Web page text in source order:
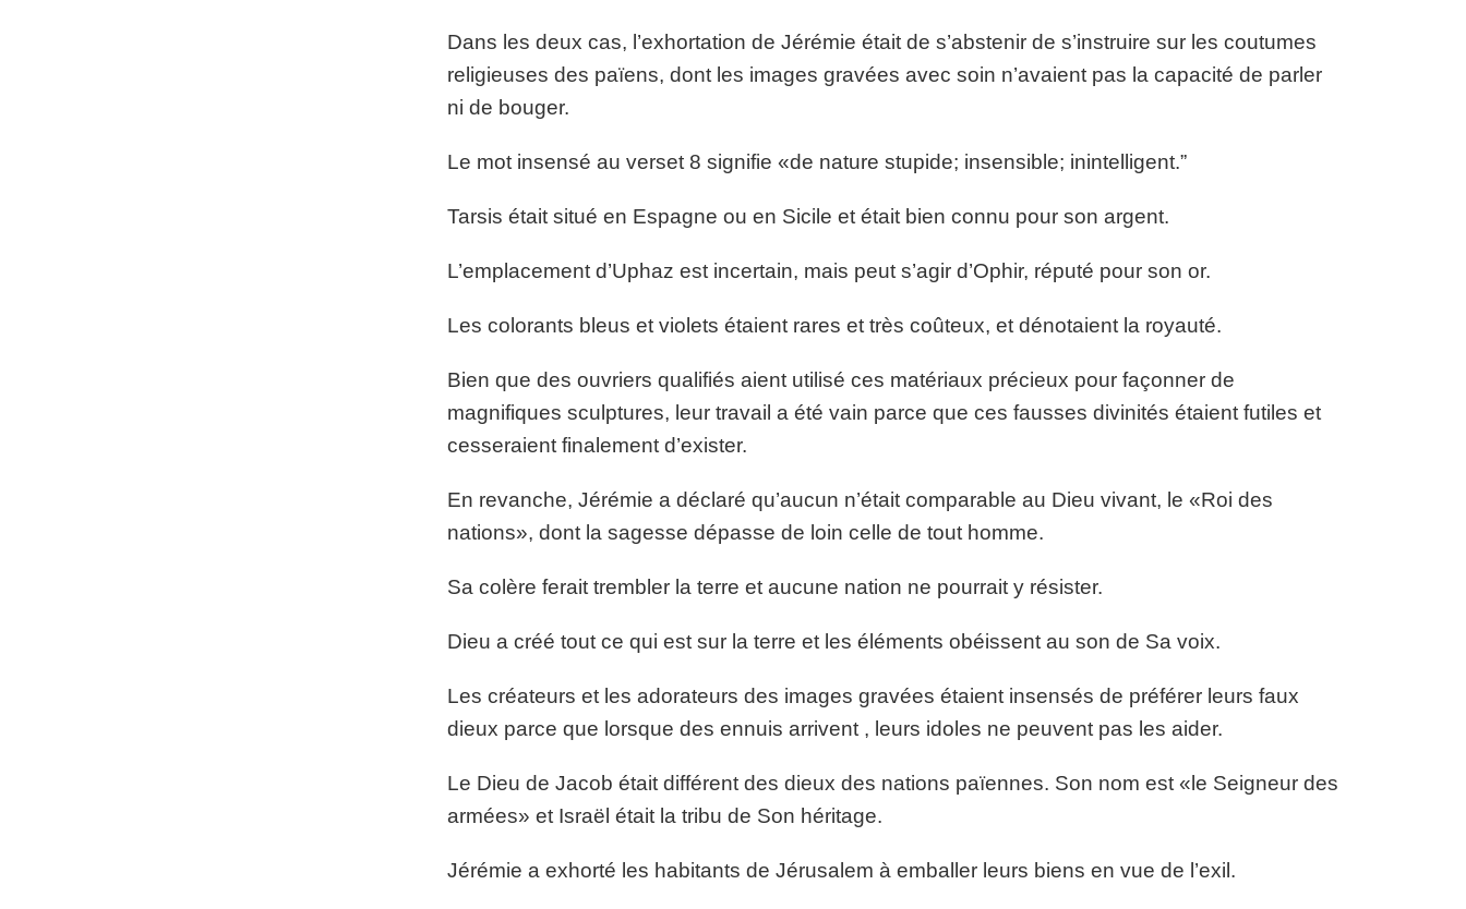
Dans les deux cas, l’exhortation de Jérémie était de s’abstenir de s’instruire sur les coutumes
religieuses des païens, dont les images gravées avec soin n’avaient pas la capacité de parler
ni de bouger.
Le mot insensé au verset 8 signifie «de nature stupide; insensible; inintelligent.”
Tarsis était situé en Espagne ou en Sicile et était bien connu pour son argent.
L’emplacement d’Uphaz est incertain, mais peut s’agir d’Ophir, réputé pour son or.
Les colorants bleus et violets étaient rares et très coûteux, et dénotaient la royauté.
Bien que des ouvriers qualifiés aient utilisé ces matériaux précieux pour façonner de
magnifiques sculptures, leur travail a été vain parce que ces fausses divinités étaient futiles et
cesseraient finalement d’exister.
En revanche, Jérémie a déclaré qu’aucun n’était comparable au Dieu vivant, le «Roi des
nations», dont la sagesse dépasse de loin celle de tout homme.
Sa colère ferait trembler la terre et aucune nation ne pourrait y résister.
Dieu a créé tout ce qui est sur la terre et les éléments obéissent au son de Sa voix.
Les créateurs et les adorateurs des images gravées étaient insensés de préférer leurs faux
dieux parce que lorsque des ennuis arrivent , leurs idoles ne peuvent pas les aider.
Le Dieu de Jacob était différent des dieux des nations païennes. Son nom est «le Seigneur des
armées» et Israël était la tribu de Son héritage.
Jérémie a exhorté les habitants de Jérusalem à emballer leurs biens en vue de l’exil.